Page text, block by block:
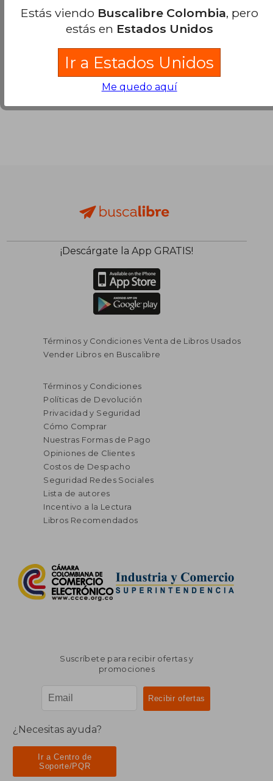
¡Descárgate la App GRATIS!
Términos y Condiciones Venta de Libros Usados
Vender Libros en Buscalibre
Términos y Condiciones
Políticas de Devolución
Privacidad y Seguridad
Cómo Comprar
Nuestras Formas de Pago
Opiniones de Clientes
Costos de Despacho
Seguridad Redes Sociales
Lista de autores
Incentivo a la Lectura
Libros Recomendados
Suscríbete para recibir ofertas y
promociones
¿Necesitas ayuda?
Ir a Centro de
Soporte/PQR
Estás viendo Buscalibre Colombia, pero
estás en Estados Unidos
Ir a Estados Unidos
Me quedo aquí